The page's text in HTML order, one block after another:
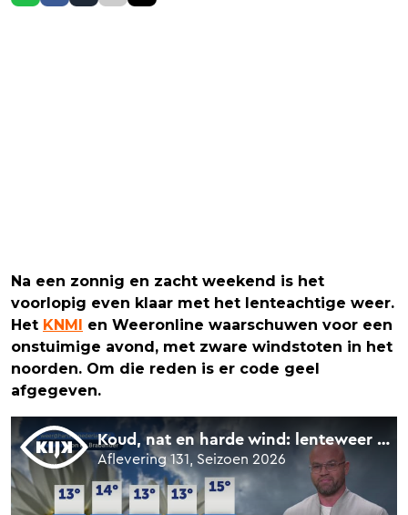
Na een zonnig en zacht weekend is het
voorlopig even klaar met het lenteachtige weer.
Het KNMI
en Weeronline waarschuwen voor een
onstuimige avond, met zware windstoten in het
noorden. Om die reden is er code geel
afgegeven.